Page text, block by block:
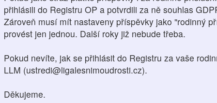
přihlásili do Registru OP a potvrdili za ně souhlas
Zároveň musí mít nastaveny příspěvky jako "rodinný
provést jen jednou. Další roky již nebude třeba.
Pokud nevíte, jak se přihlásit do Registru za vaše
LLM (ustredi@ligalesnimoudrosti.cz).
Děkujeme.